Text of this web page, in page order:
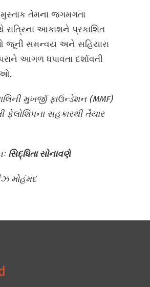
તેમના જગમગતા
રાત્રિના આકાશને પ્રકાશિત
જૂની સમન્વય અને સહિયારા
આગળ ધપાવતા દર્શાવતી
મુખર્જી ફાઉન્ડેશન (MMF)
ફેલોશિપના સહકારથી તૈયાર
સિદ્ધિતા સોનાવણે
મોહંમદ